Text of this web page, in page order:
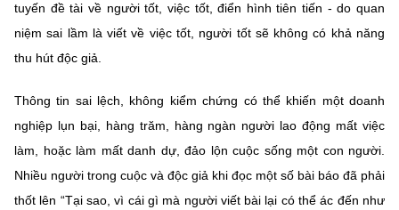
tuyến đề tài về người tốt, việc tốt, điển hình tiên tiến - do quan
niệm sai lầm là viết về việc tốt, người tốt sẽ không có khả năng
thu hút độc giả.
Thông tin sai lệch, không kiểm chứng có thể khiến một doanh
nghiệp lụn bại, hàng trăm, hàng ngàn người lao động mất việc
làm, hoặc làm mất danh dự, đảo lộn cuộc sống một con người.
Nhiều người trong cuộc và độc giả khi đọc một số bài báo đã phải
thốt lên “Tại sao, vì cái gì mà người viết bài lại có thể ác đến như